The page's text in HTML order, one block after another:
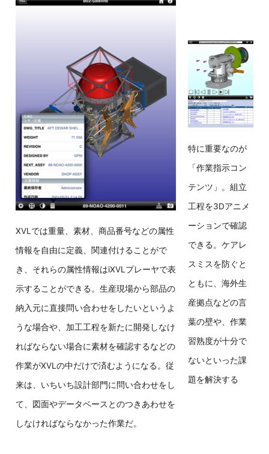
XVLでは重量、素材、商品番号などの属性
情報を自由に定義、関連付けることがで
き、それらの属性情報はiXVLプレーヤで表
示することができる。生産現場から部品の
納入元に直接問い合わせをしたいというよ
うな場合や、加工工程を新たに開発しなけ
ればならない場合に素材を確認するなどの
作業がXVLの中だけで済むようになる。従
来は、いちいち設計部門に問い合わせをし
て、図面やデータベースとのつきあわせを
しなければならなかった作業だ。
特に重要なのが
「作業指示コン
テンツ」。組立
工程を3Dアニメ
ーションで確認
できる。ケアレ
スミスを防ぐと
ともに、海外生
産拠点などの言
葉の壁や、作業
習熟度が十分で
ないといった課
題を解決する